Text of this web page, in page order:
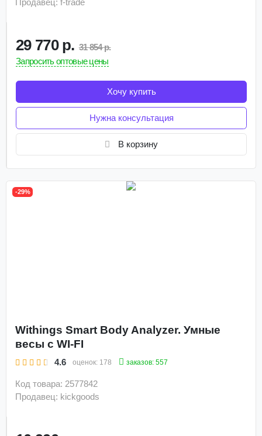
Продавец: f-trade
29 770 р. 31 854 р.
Запросить оптовые цены
Хочу купить
Нужна консультация
В корзину
-29%
Withings Smart Body Analyzer. Умные
весы с WI-FI
4.6 оценок: 178 заказов: 557
Код товара: 2577842
Продавец: kickgoods